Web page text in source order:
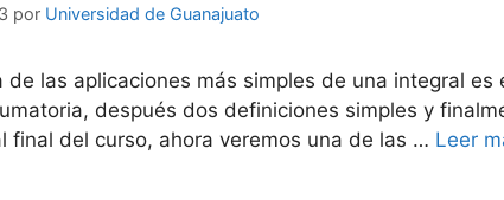
por Universidad de Guanajuato
de las aplicaciones más simples de una integral
después dos definiciones simples y
final del curso, ahora veremos una de las … Leer